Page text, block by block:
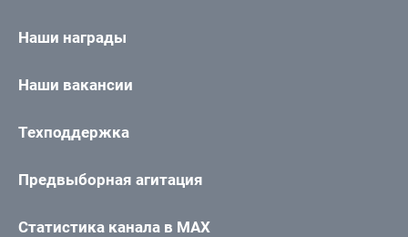
Наши награды
Наши вакансии
Техподдержка
Предвыборная агитация
Статистика канала в MAX